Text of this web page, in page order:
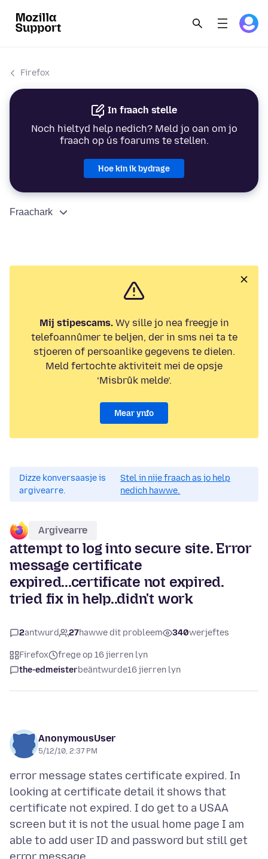
Firefox
In fraach stelle
Noch hieltyd help nedich? Meld jo oan om jo
fraach op ús foarums te stellen.
Hoe kin ik bydrage
Fraachark
Mij stipescams.Wy sille jo nea freegje in
telefoannûmer te beljen, der in sms nei ta te
stjoeren of persoanlike gegevens te dielen.
Meld fertochte aktiviteit mei de opsje
‘Misbrûk melde’.
Mear ynfo
Dizze konversaasje is
argivearre.
Stel in nije fraach as jo help
nedich hawwe.
Argivearre
attempt to log into secure site. Error
message certificate
expired...certificate not expired.
tried fix in help..didn't work
2antwurd 27hawwe dit probleem 340werjeftes
Firefox
frege op 16 jierren lyn
the-edmeisterbeäntwurde16 jierren lyn
AnonymousUser
5/12/10, 2:37 PM
error message states certificate expired. In
looking at certificate detail it shows that
certificate not expired. I do get to a USAA
screen but it is not the usual home page I am
able to add user ID and password but still get